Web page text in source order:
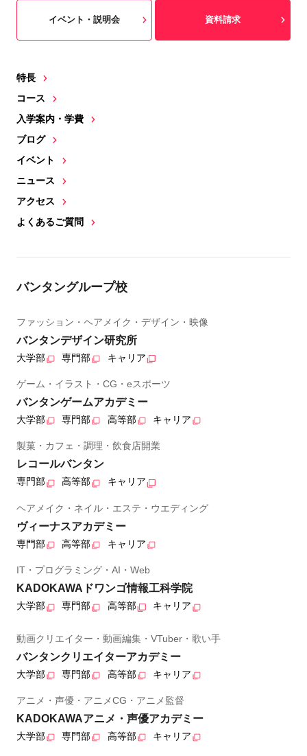
特長
コース
入学案内・学費
ブログ
イベント
ニュース
アクセス
よくあるご質問
イベント・説明会 資料請求
バンタングループ校
ファッション・ヘアメイク・デザイン・映像
バンタンデザイン研究所
大学部 専門部 キャリア
ゲーム・イラスト・CG・eスポーツ
バンタンゲームアカデミー
大学部 専門部 高等部 キャリア
製菓・カフェ・調理・飲食店開業
レコールバンタン
専門部 高等部 キャリア
ヘアメイク・ネイル・エステ・ウエディング
ヴィーナスアカデミー
専門部 高等部 キャリア
IT・プログラミング・AI・Web
KADOKAWAドワンゴ情報工科学院
大学部 専門部 高等部 キャリア
動画クリエイター・動画編集・VTuber・歌い手
バンタンクリエイターアカデミー
大学部 専門部 高等部 キャリア
アニメ・声優・アニメCG・アニメ監督
KADOKAWAアニメ・声優アカデミー
大学部 専門部 高等部 キャリア